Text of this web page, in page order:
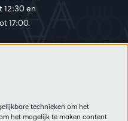
12:30 en
17:00.
technieken om het
het mogelijk te maken content